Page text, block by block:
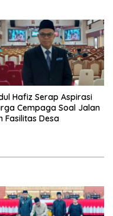
Hafiz Serap Aspirasi
Cempaga Soal Jalan
Fasilitas Desa